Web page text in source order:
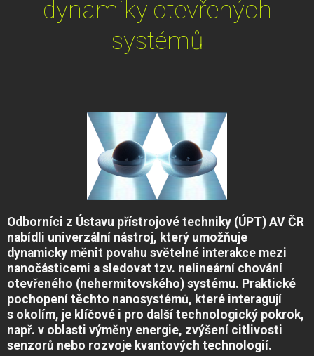
dynamiky otevřených
systémů
Odborníci z Ústavu přístrojové techniky (ÚPT) AV ČR
nabídli univerzální nástroj, který umožňuje
dynamicky měnit povahu světelné interakce mezi
nanočásticemi a sledovat tzv. nelineární chování
otevřeného (nehermitovského) systému. Praktické
pochopení těchto nanosystémů, které interagují
s okolím, je klíčové i pro další technologický pokrok,
např. v oblasti výměny energie, zvýšení citlivosti
senzorů nebo rozvoje kvantových technologií.